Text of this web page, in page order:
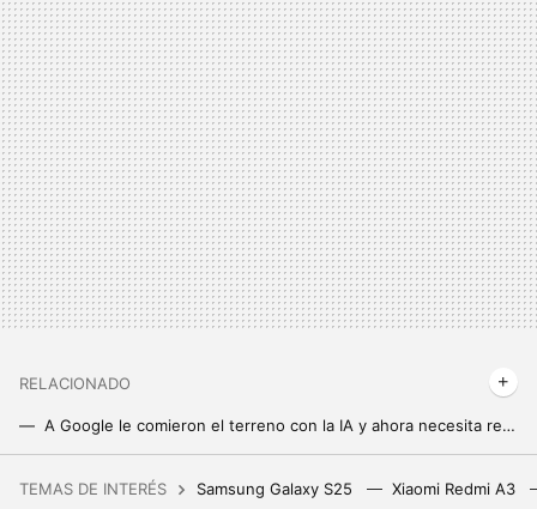
RELACIONADO
A Google le comieron el terreno con la IA y ahora necesita recuperarlo. Incluirla en el buscador no está siendo la mejor idea
TEMAS DE INTERÉS Samsung Galaxy S25 Xiaomi Redmi A3